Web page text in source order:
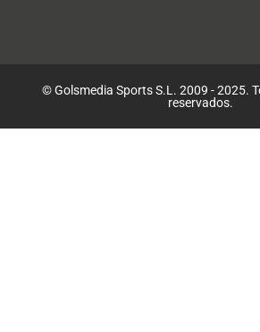
© Golsmedia Sports S.L. 2009 - 2025.
reservados.